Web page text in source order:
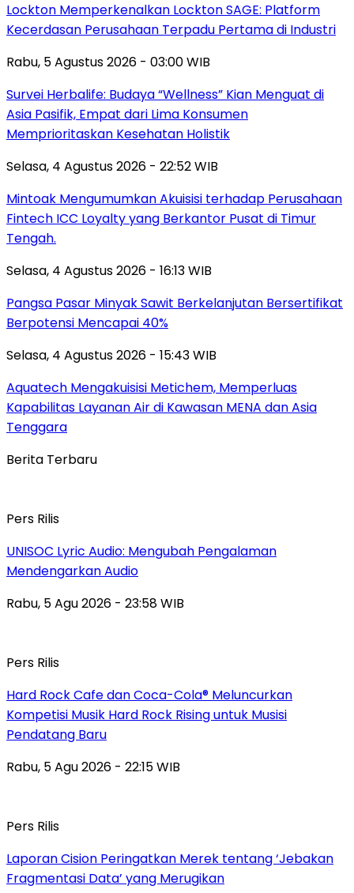
Lockton Memperkenalkan Lockton SAGE: Platform
Kecerdasan Perusahaan Terpadu Pertama di Industri
Rabu, 5 Agustus 2026 - 03:00 WIB
Survei Herbalife: Budaya “Wellness” Kian Menguat di
Asia Pasifik, Empat dari Lima Konsumen
Memprioritaskan Kesehatan Holistik
Selasa, 4 Agustus 2026 - 22:52 WIB
Mintoak Mengumumkan Akuisisi terhadap Perusahaan
Fintech ICC Loyalty yang Berkantor Pusat di Timur
Tengah.
Selasa, 4 Agustus 2026 - 16:13 WIB
Pangsa Pasar Minyak Sawit Berkelanjutan Bersertifikat
Berpotensi Mencapai 40%
Selasa, 4 Agustus 2026 - 15:43 WIB
Aquatech Mengakuisisi Metichem, Memperluas
Kapabilitas Layanan Air di Kawasan MENA dan Asia
Tenggara
Berita Terbaru
Pers Rilis
UNISOC Lyric Audio: Mengubah Pengalaman
Mendengarkan Audio
Rabu, 5 Agu 2026 - 23:58 WIB
Pers Rilis
Hard Rock Cafe dan Coca-Cola® Meluncurkan
Kompetisi Musik Hard Rock Rising untuk Musisi
Pendatang Baru
Rabu, 5 Agu 2026 - 22:15 WIB
Pers Rilis
Laporan Cision Peringatkan Merek tentang ‘Jebakan
Fragmentasi Data’ yang Merugikan